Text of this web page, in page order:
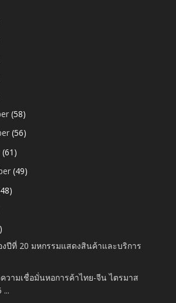
(58)
(56)
(61)
(49)
ปีที่ 20 มหกรรมแสดงสินค้าและบริการ
วามเชื่อมั่นหอการค้าไทย-จีน ไตรมาส
...